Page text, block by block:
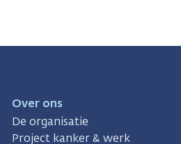
Over ons
De organisatie
Project kanker & werk